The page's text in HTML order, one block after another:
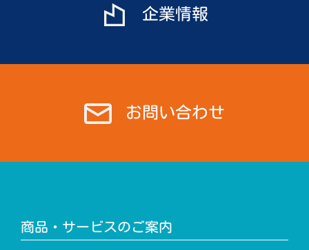
企業情報
お問い合わせ
商品・サービスのご案内